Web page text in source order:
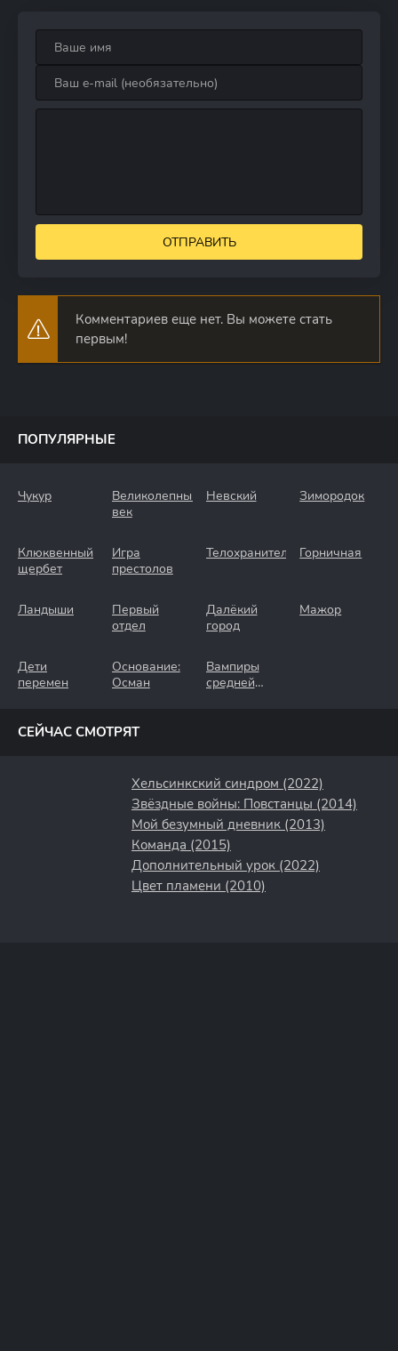
ОТПРАВИТЬ
Комментариев еще нет. Вы можете стать
первым!
ПОПУЛЯРНЫЕ
Чукур
Великолепный
век
Невский Зимородок
Клюквенный
щербет
Игра
престолов
Телохранители Горничная
Ландыши
Первый
отдел
Далёкий
город
Мажор
Дети
перемен
Основание:
Осман
Вампиры
средней
СЕЙЧАС СМОТРЯТ
Хельсинкский синдром (2022)
Звёздные войны: Повстанцы (2014)
Мой безумный дневник (2013)
Команда (2015)
Дополнительный урок (2022)
Цвет пламени (2010)